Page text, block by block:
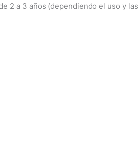
2 a 3 años (dependiendo el uso y las